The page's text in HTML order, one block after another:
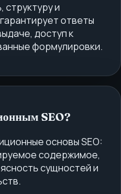
структуру и
ответы
доступ к
формулировки.
SEO?
основы SEO:
содержимое,
сущностей и